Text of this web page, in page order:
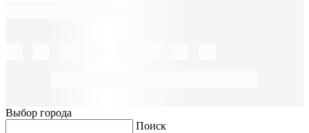
Выбор города
Поиск